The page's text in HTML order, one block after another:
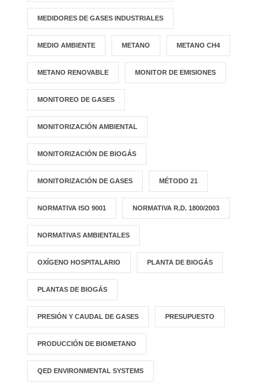
MEDIDORES DE GASES INDUSTRIALES
MEDIO AMBIENTE METANO METANO CH4
METANO RENOVABLE MONITOR DE EMISIONES
MONITOREO DE GASES
MONITORIZACIÓN AMBIENTAL
MONITORIZACIÓN DE BIOGÁS
MONITORIZACIÓN DE GASES MÉTODO 21
NORMATIVA ISO 9001 NORMATIVA R.D. 1800/2003
NORMATIVAS AMBIENTALES
OXÍGENO HOSPITALARIO PLANTA DE BIOGÁS
PLANTAS DE BIOGÁS
PRESIÓN Y CAUDAL DE GASES PRESUPUESTO
PRODUCCIÓN DE BIOMETANO
QED ENVIRONMENTAL SYSTEMS